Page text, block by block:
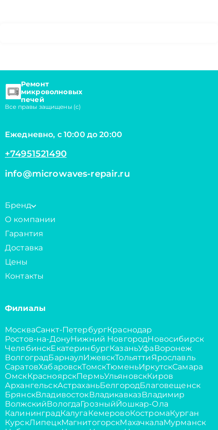
Ремонт
микроволновых
печей
Все правы защищены (с)
Ежедневно, с 10:00 до 20:00
+74951521490
info@microwaves-repair.ru
Бренд
О компании
Гарантия
Доставка
Цены
Контакты
Филиалы
МоскваСанкт-ПетербургКраснодар
Ростов-на-ДонуНижний НовгородНовосибирск
ЧелябинскЕкатеринбургКазаньУфаВоронеж
ВолгоградБарнаулИжевскТольяттиЯрославль
СаратовХабаровскТомскТюменьИркутскСамара
ОмскКрасноярскПермьУльяновскКиров
АрхангельскАстраханьБелгородБлаговещенск
БрянскВладивостокВладикавказВладимир
ВолжскийВологдаГрозныйЙошкар-Ола
КалининградКалугаКемеровоКостромаКурган
КурскЛипецкМагнитогорскМахачкалаМурманск